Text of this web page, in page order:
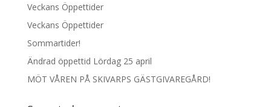
Veckans Öppettider
Veckans Öppettider
Sommartider!
Ändrad öppettid Lördag 25 april
MÖT VÅREN PÅ SKIVARPS GÄSTGIVAREGÅRD!